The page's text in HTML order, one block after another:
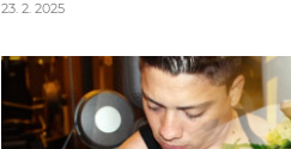
23. 2. 2025